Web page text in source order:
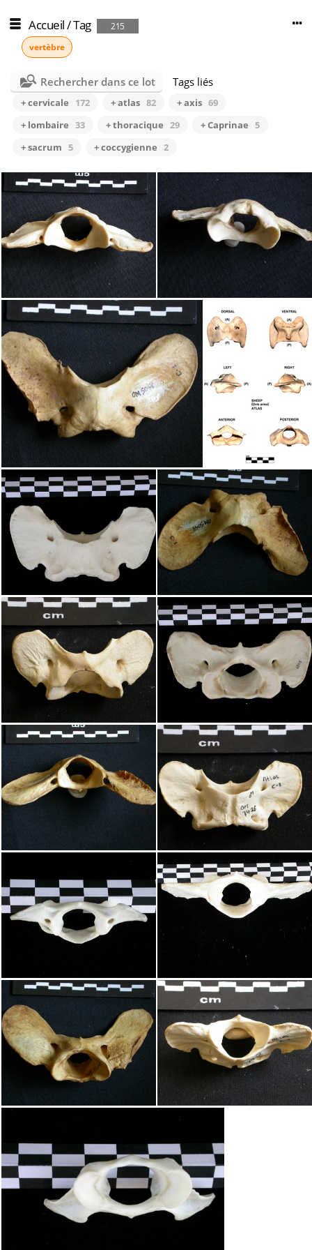
Accueil/Tag
215
vertèbre
Rechercher dans ce lot Tags liés
+ cervicale 172 + atlas 82 + axis 69
+ lombaire 33 + thoracique 29 + Caprinae 5
+ sacrum 5 + coccygienne 2